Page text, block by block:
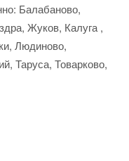
Балабаново,
Жуков, Калуга ,
Людиново,
Таруса, Товарково,